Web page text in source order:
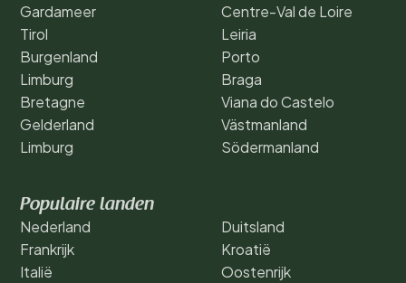
Gardameer
Tirol
Burgenland
Limburg
Bretagne
Gelderland
Limburg
Centre-Val de Loire
Leiria
Porto
Braga
Viana do Castelo
Västmanland
Södermanland
Populaire landen
Nederland
Frankrijk
Italië
Duitsland
Kroatië
Oostenrijk